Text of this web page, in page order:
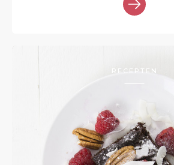
RECEPTEN